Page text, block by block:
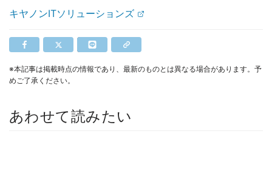
キヤノンITソリューションズ
※本記事は掲載時点の情報であり、最新のものとは異なる場合があります。予
めご了承ください。
あわせて読みたい